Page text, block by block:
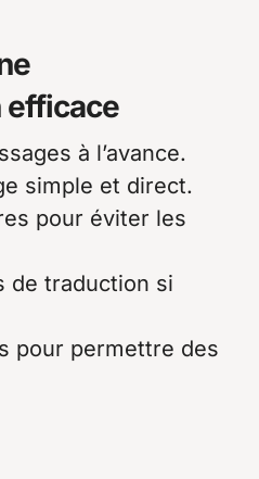
efficace
à l’avance.
simple et direct.
pour éviter les
de traduction si
pour permettre des